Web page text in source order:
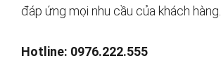
đáp ứng mọi nhu cầu của khách hàng.
Hotline: 0976.222.555